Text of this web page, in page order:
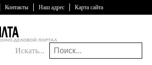
Контакты Наш адрес Карта сайта
Искать...